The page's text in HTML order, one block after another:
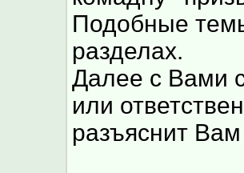
Подобные
разделах.
Далее с Вами
или
разъяснит